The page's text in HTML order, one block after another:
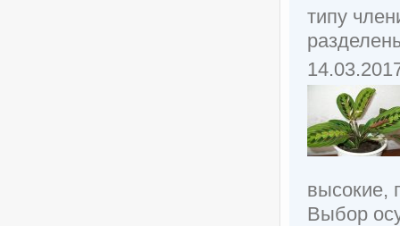
типу
высокие,
Выбор